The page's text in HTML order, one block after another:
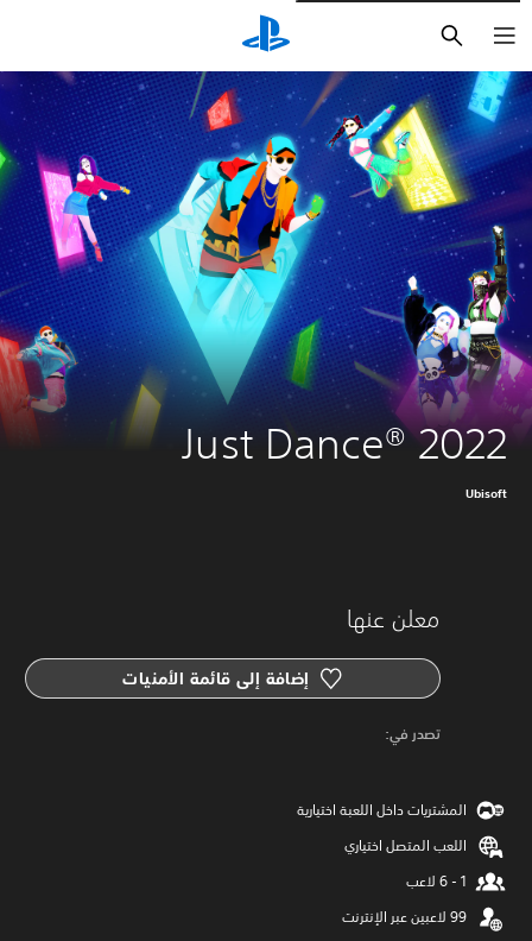
Just Dance® 2022
Ubisoft
معلن عنها
إضافة إلى قائمة الأمنيات
‏تصدر في: ‏
المشتريات داخل اللعبة اختيارية
اللعب المتصل اختياري